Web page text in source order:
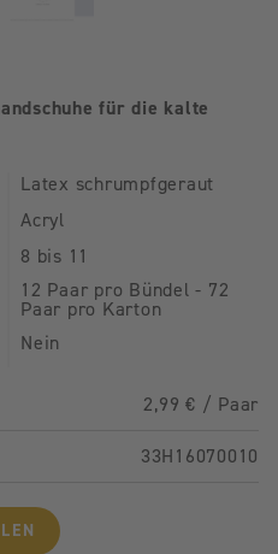
für die kalte
Latex schrumpfgeraut
Acryl
8 bis 11
12 Paar pro Bündel - 72
Paar pro Karton
Nein
2,99 € / Paar
33H16070010